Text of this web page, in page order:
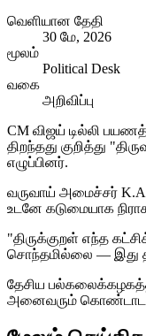
வெளியான தேதி
30 மே, 2026
மூலம்
Political Desk
வகை
அறிவிப்பு
CM விஜய் டில்லி
திறந்தது குறித்து
எழுப்பினர்.
வருவாய் அமைச்சர்
உடனே கடுமையாக
"திருக்குறள் எந்த
சொந்தமில்லை — இது
தேசிய
அனைவரும் கொண்டாட